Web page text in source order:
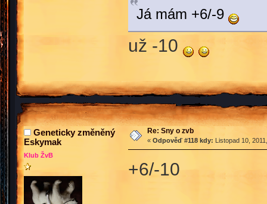
Já mám +6/-9
už -10
Geneticky změněný
Eskymak
Klub ŽvB
Re: Sny o zvb
« Odpověď #118 kdy: Listopad 10,
+6/-10